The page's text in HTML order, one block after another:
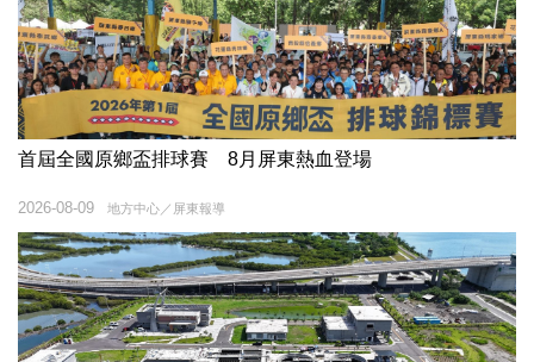
首屆全國原鄉盃排球賽 8月屏東熱血登場
地方中心／屏東報導
2026-08-09